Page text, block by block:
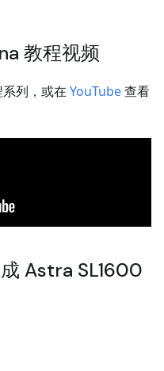
教程视频
列，或在 YouTube查看
Astra SL1600